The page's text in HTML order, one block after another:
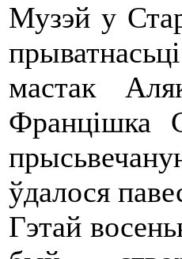
Музэй у
мастак
Францішка
ўдалося
Гэтай